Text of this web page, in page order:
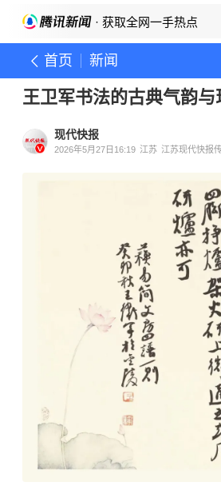
· 获取全网一手热点
首页 新闻
王卫军书法的古典气韵与
现代快报
2026年5月27日16:19 江苏 江苏现代快报